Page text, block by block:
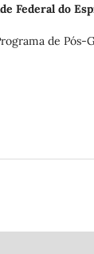
Federal do
de Pós-